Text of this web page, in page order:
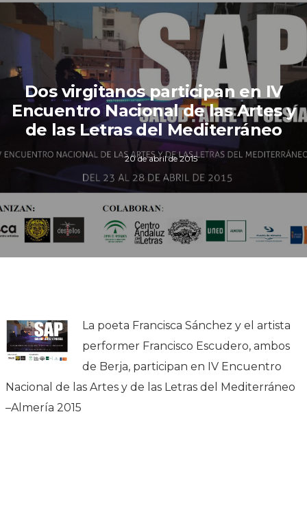
Dos virgitanos participan en IV
Encuentro Nacional de las Artes y
de las Letras del Mediterráneo
20 de abril de 2015
La poeta Francisca Sánchez y el artista
performer Francisco Escudero, ambos
de Berja, participan en IV Encuentro
Nacional de las Artes y de las Letras del Mediterráneo
–Almería 2015